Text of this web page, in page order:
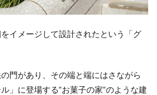
イメージして設計されたという「グ
門があり、その端と端にはさながら
」に登場する”お菓子の家”のような建